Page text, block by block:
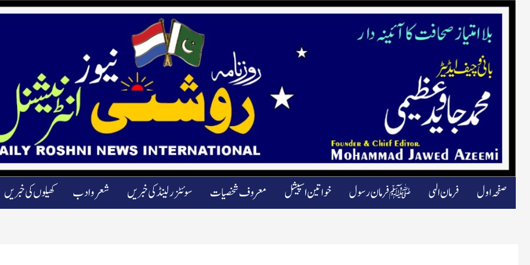
کھیلوں کی خبریں شعرو ادب سوئٹزرلینڈ کی خبریں معروف شخصیات خواتین اسپیشل ﷺ فرمان رسول فرمان الہی صفحہ اول